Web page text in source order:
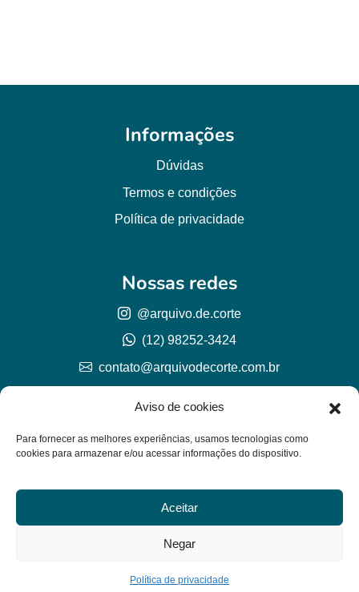
Aviso de cookies
Para fornecer as melhores experiências, usamos tecnologias como
cookies para armazenar e/ou acessar informações do dispositivo.
Aceitar
Negar
Política de privacidade
Informações
Dúvidas
Termos e condições
Política de privacidade
© Arquivo de corte 2026
CNPJ 57.978.789/0001-77
Lh Graphic Designer
Nossas redes
@arquivo.de.corte
(12) 98252-3424
contato@arquivodecorte.com.br